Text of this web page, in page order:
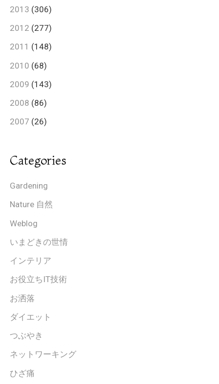
2013 (306)
2012 (277)
2011 (148)
2010 (68)
2009 (143)
2008 (86)
2007 (26)
Categories
Gardening
Nature 自然
Weblog
いまどきの世情
インテリア
お役立ちIT技術
お洒落
ダイエット
つぶやき
ネットワーキング
ひざ痛